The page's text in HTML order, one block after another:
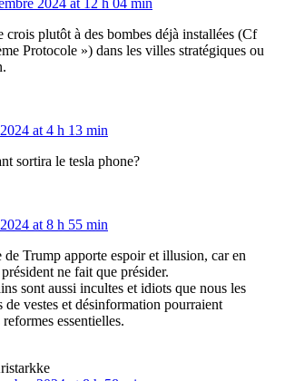
2024 at 12 h 04 min
crois plutôt à des bombes déjà installées (Cf
Protocole ») dans les villes stratégiques ou
at 4 h 13 min
sortira le tesla phone?
at 8 h 55 min
de Trump apporte espoir et illusion, car en
ne fait que présider.
sont aussi incultes et idiots que nous les
de vestes et désinformation pourraient
essentielles.